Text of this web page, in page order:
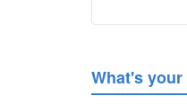
What's